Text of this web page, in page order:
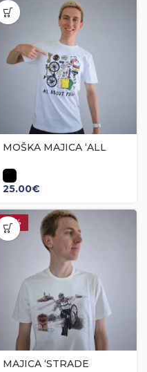
MOŠKA MAJICA ‘ALL
25.00€
-25%
MAJICA ‘STRADE